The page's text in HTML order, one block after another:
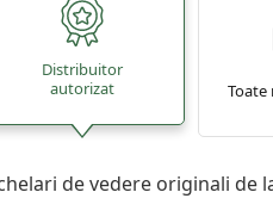
Distribuitor
autorizat
Toate
de vedere originali de